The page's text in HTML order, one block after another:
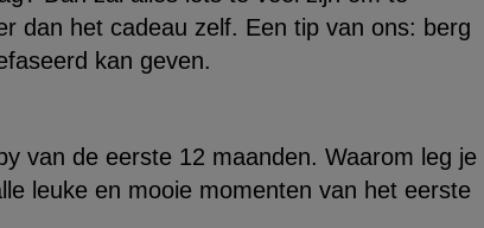
dan het cadeau zelf. Een tip van ons: berg
kan geven.
van de eerste 12 maanden. Waarom leg je
leuke en mooie momenten van het eerste